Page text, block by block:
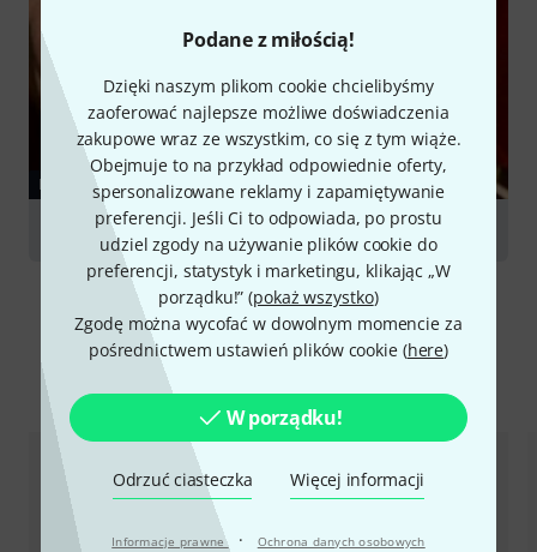
Podane z miłością!
Dzięki naszym plikom cookie chcielibyśmy
zaoferować najlepsze możliwe doświadczenia
zakupowe wraz ze wszystkim, co się z tym wiąże.
Obejmuje to na przykład odpowiednie oferty,
spersonalizowane reklamy i zapamiętywanie
preferencji. Jeśli Ci to odpowiada, po prostu
udziel zgody na używanie plików cookie do
preferencji, statystyk i marketingu, klikając „W
porządku!” (pokaż wszystko)
Zgodę można wycofać w dowolnym momencie za
pośrednictwem ustawień plików cookie (here)
W porządku!
Odrzuć ciasteczka Więcej informacji
Informacje prawne · Ochrona danych osobowych
PORADNIKI
Classical Guitars
Porównaj opcje